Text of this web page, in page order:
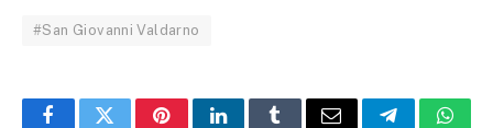
#San Giovanni Valdarno